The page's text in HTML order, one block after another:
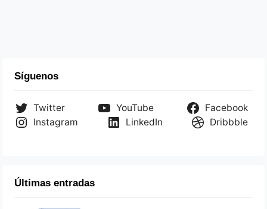
Síguenos
Twitter YouTube
Facebook
Instagram
LinkedIn Dribbble
Últimas entradas